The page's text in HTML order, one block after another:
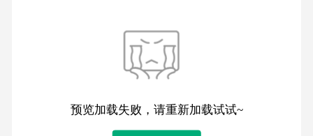
预览加载失败，请重新加载试试~